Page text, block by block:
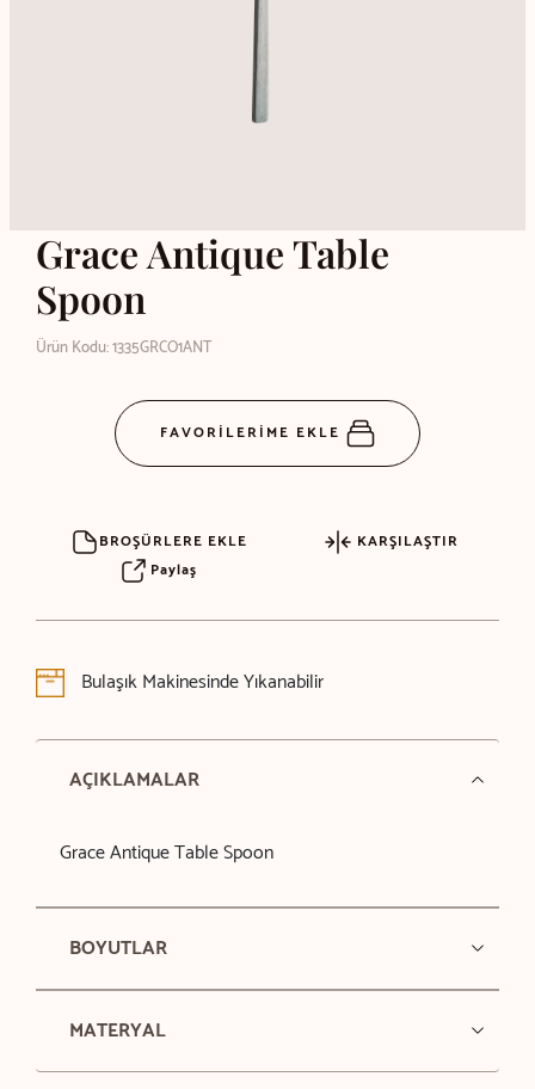
Grace Antique Table
Spoon
Ürün Kodu: 1335GRCO1ANT
FAVORİLERİME EKLE
BROŞÜRLERE EKLE
KARŞILAŞTIR
Paylaş
Bulaşık Makinesinde Yıkanabilir
AÇIKLAMALAR
Grace Antique Table Spoon
BOYUTLAR
MATERYAL